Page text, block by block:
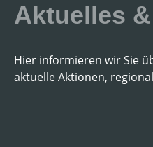
Aktuelles
Hier informieren wir Sie
aktuelle Aktionen,